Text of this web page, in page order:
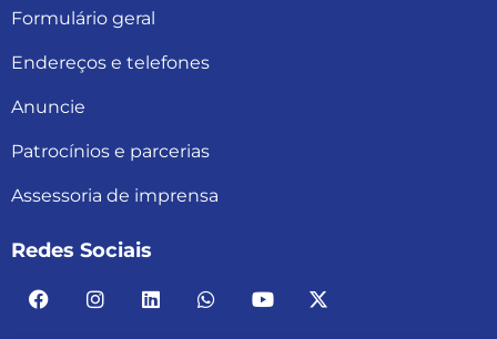
Formulário geral
Endereços e telefones
Anuncie
Patrocínios e parcerias
Assessoria de imprensa
Redes Sociais